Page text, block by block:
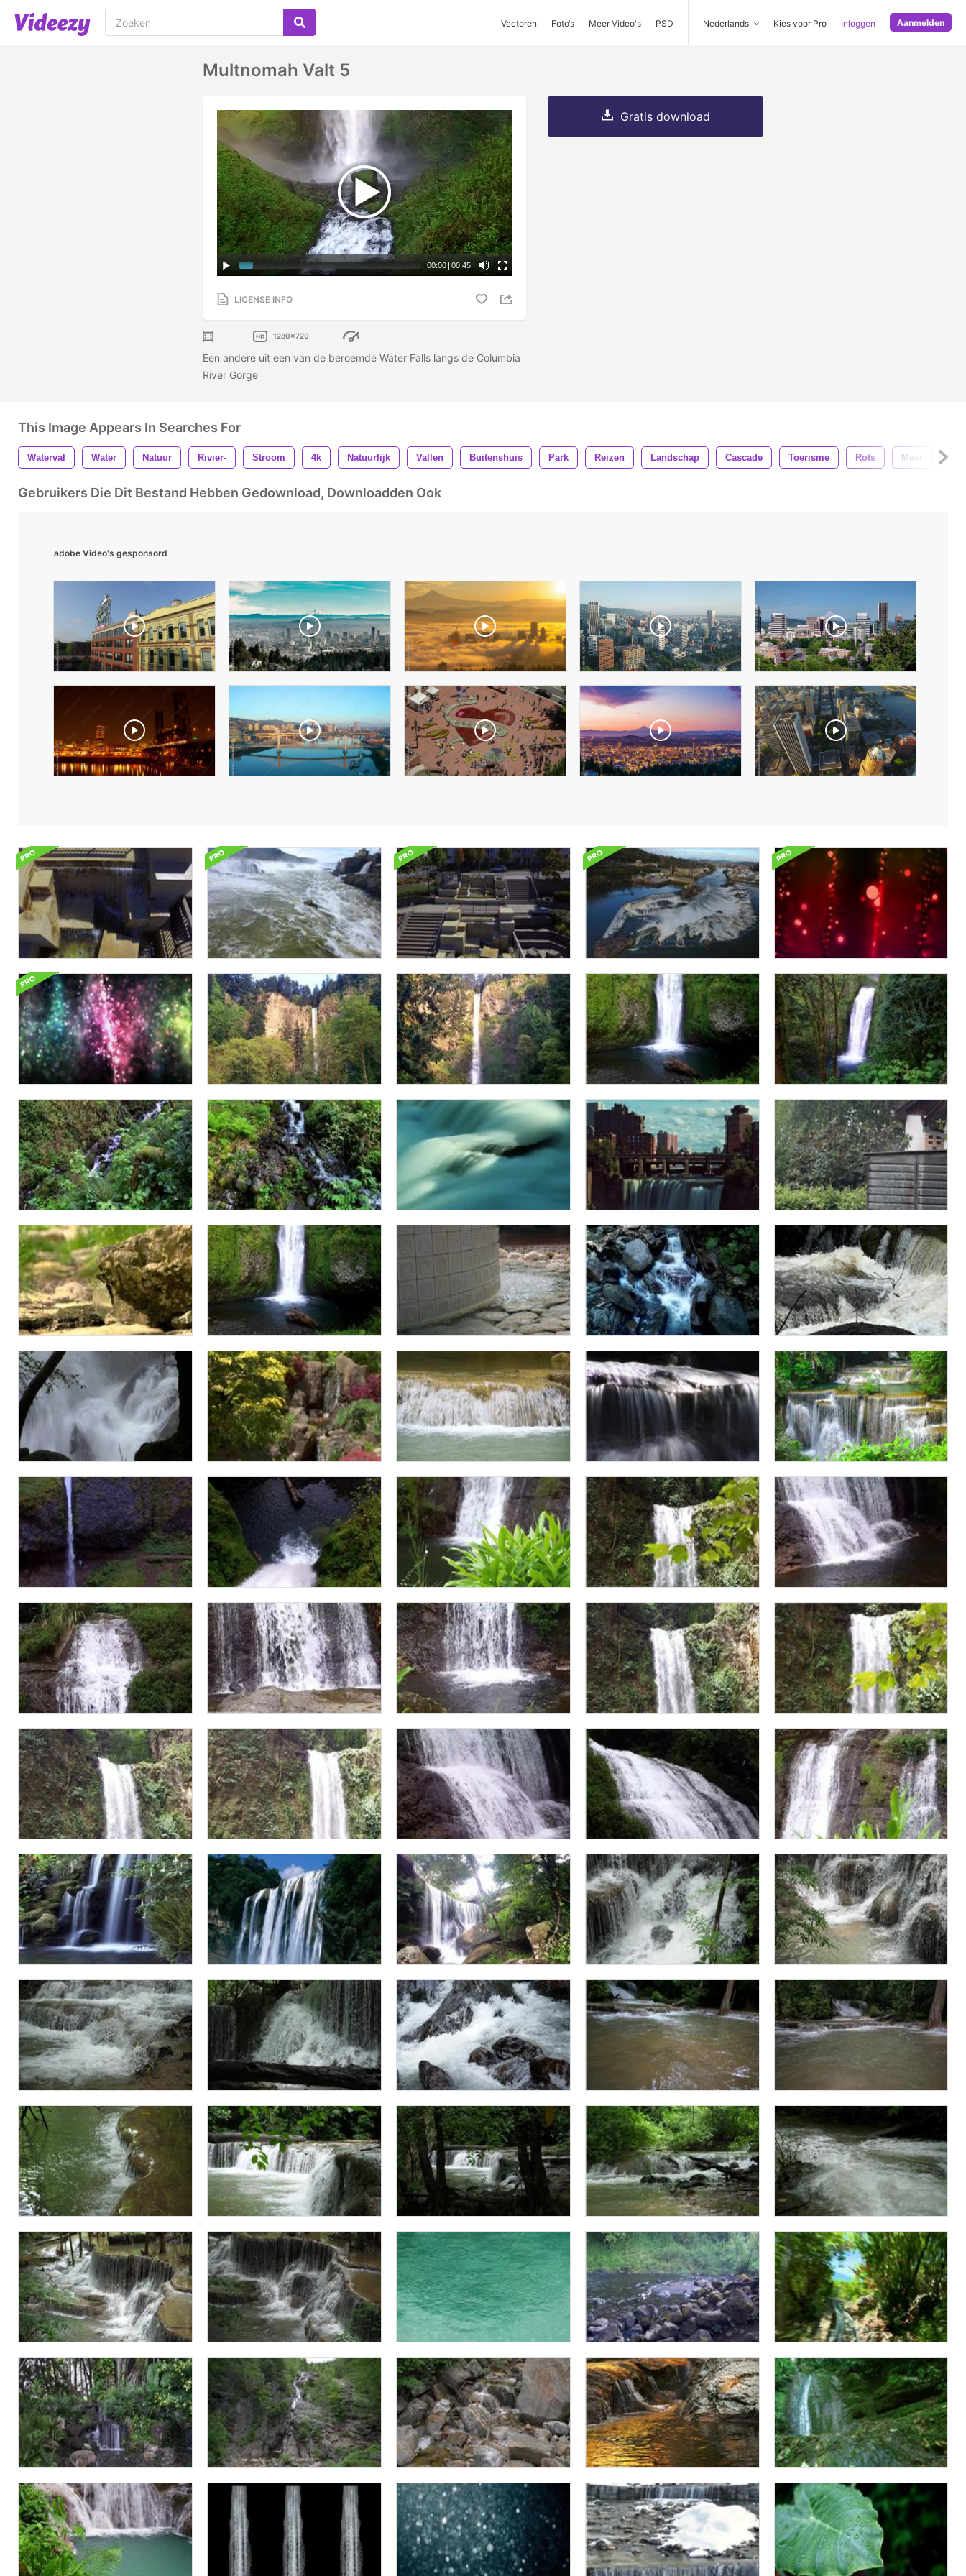
Vectoren Foto‘s Meer Video's PSD Nederlands Kies voor Pro Inloggen Aanmelden
Multnomah Valt 5
00:00 | 00:45
LICENSE INFO
1280x720
Een andere uit een van de beroemde Water Falls langs de Columbia
River Gorge
Gratis download
This Image Appears In Searches For
Waterval Water Natuur Rivier- Stroom 4k Natuurlijk Vallen Buitenshuis Park Reizen Landschap Cascade Toerisme Rots Meer
Gebruikers Die Dit Bestand Hebben Gedownload, Downloadden Ook
adobe Video's gesponsord